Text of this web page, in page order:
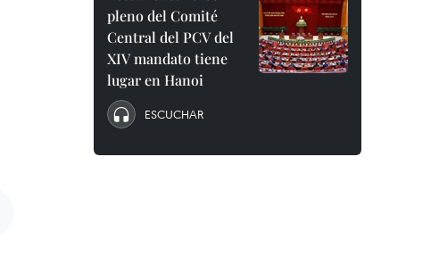
pleno del Comité
Central del PCV del
XIV mandato tiene
lugar en Hanoi
ESCUCHAR